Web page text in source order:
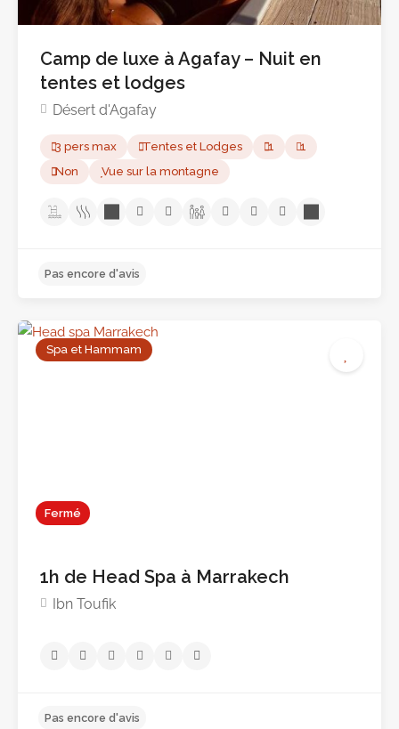
Pas encore d'avis
Camp de luxe à Agafay – Nuit en
tentes et lodges
Désert d'Agafay
3 pers max Tentes et Lodges 1
1
Non
Vue sur la montagne
Fermé
Spa et Hammam
1h de Head Spa à Marrakech
Ibn Toufik